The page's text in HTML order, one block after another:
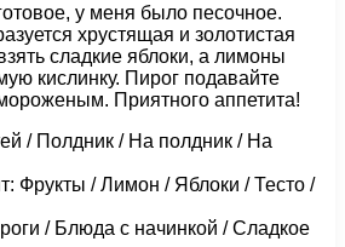
у меня было песочное.
хрустящая и золотистая
сладкие яблоки, а лимоны
кислинку. Пирог подавайте
Приятного аппетита!
/ Полдник / На полдник / На
Фрукты / Лимон / Яблоки / Тесто /
/ Блюда с начинкой / Сладкое